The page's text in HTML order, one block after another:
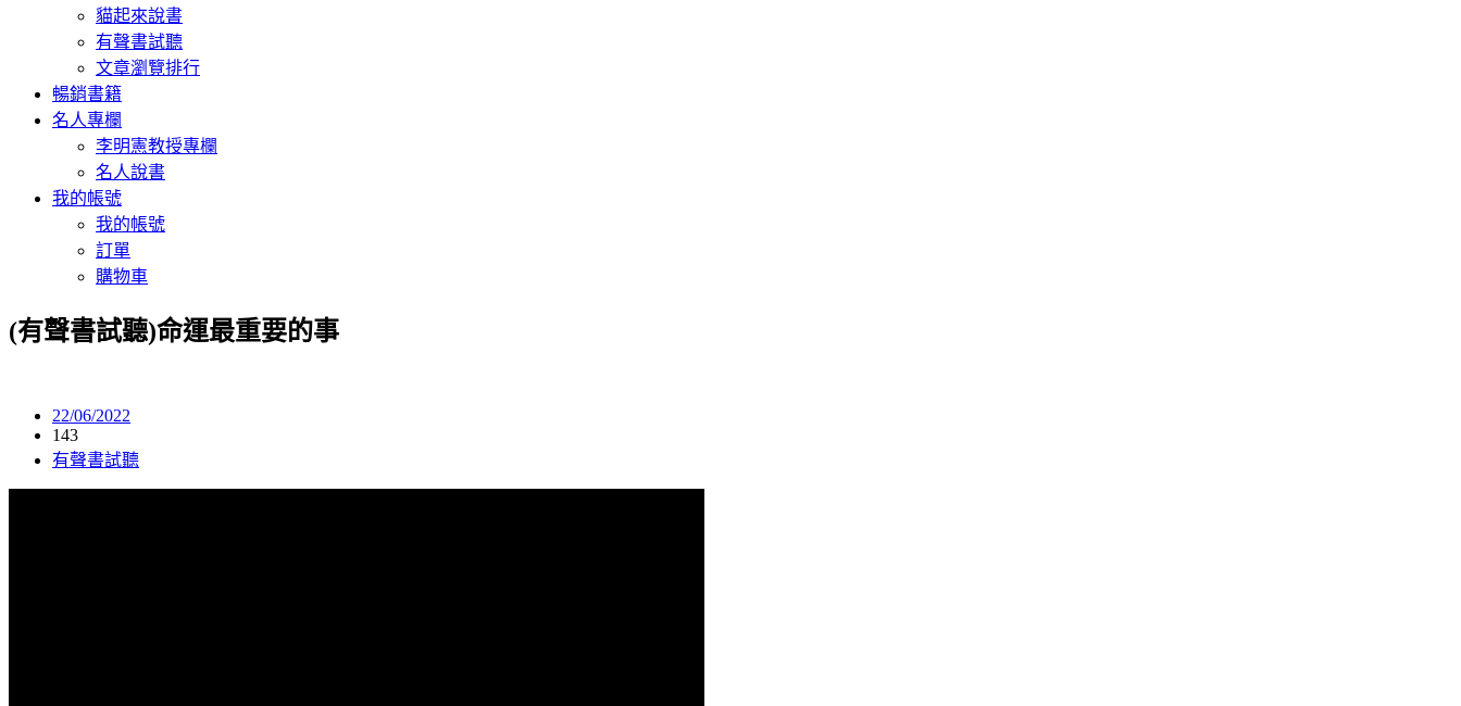
貓起來說書
有聲書試聽
文章瀏覽排行
暢銷書籍
名人專欄
李明憲教授專欄
名人說書
我的帳號
我的帳號
訂單
購物車
(有聲書試聽)命運最重要的事
22/06/2022
143
有聲書試聽